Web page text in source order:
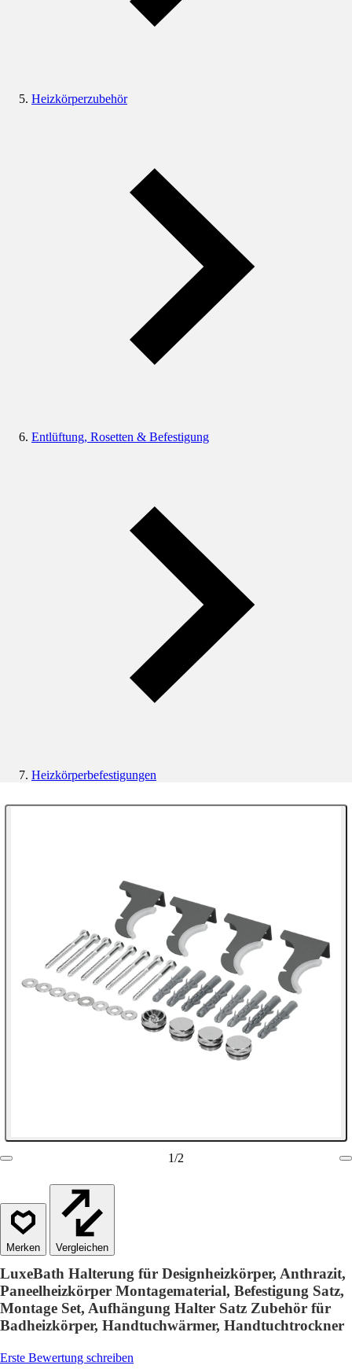
Heizkörperzubehör
Entlüftung, Rosetten & Befestigung
Heizkörperbefestigungen
1/2
Vergleichen
LuxeBath Halterung für Designheizkörper, Anthrazit,
Paneelheizkörper Montagematerial, Befestigung Satz,
Montage Set, Aufhängung Halter Satz Zubehör für
Badheizkörper, Handtuchwärmer, Handtuchtrockner
Erste Bewertung schreiben